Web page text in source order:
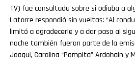
TV) fue consultada sobre si odiaba a
Latorre respondió sin vueltas: “Al
limitó a agradecerle y a dar paso al
noche también fueron parte de la
Joaqui, Carolina “Pampita” Ardohain y